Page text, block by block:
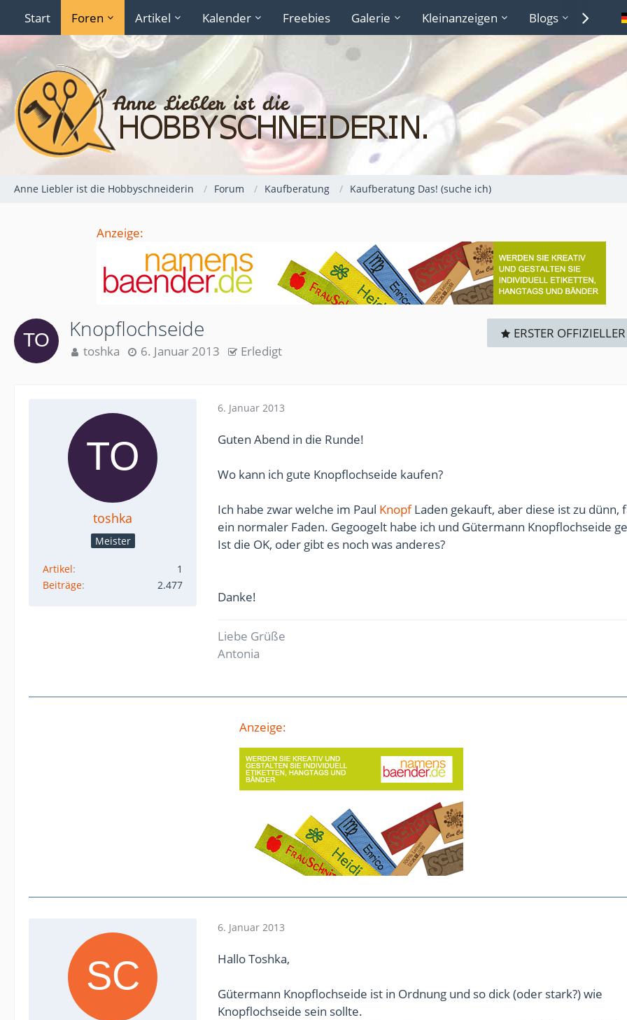
Start Foren Artikel Kalender Freebies Galerie Kleinanzeigen Blogs
Anne Liebler ist die Hobbyschneiderin Forum Kaufberatung Kaufberatung Das! (suche ich)
Anzeige:
Knopflochseide
toshka 6. Januar 2013 Erledigt
ERSTER
toshka
Meister
Artikel
1
Beiträge
2.477
6. Januar 2013
Guten Abend in die Runde!
Wo kann ich gute Knopflochseide kaufen?
Ich habe zwar welche im Paul KnopfLaden gekauft, aber diese ist zu dünn,
ein normaler Faden. Gegoogelt habe ich und Gütermann Knopflochseide
Ist die OK, oder gibt es noch was anderes?
Danke!
Liebe Grüße
Antonia
Anzeige:
6. Januar 2013
Hallo Toshka,
Gütermann Knopflochseide ist in Ordnung und so dick (oder stark?) wie
Knopflochseide sein sollte.